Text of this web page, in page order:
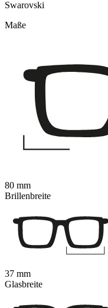
Swarovski
Maße
80 mm
Brillenbreite
37 mm
Glasbreite